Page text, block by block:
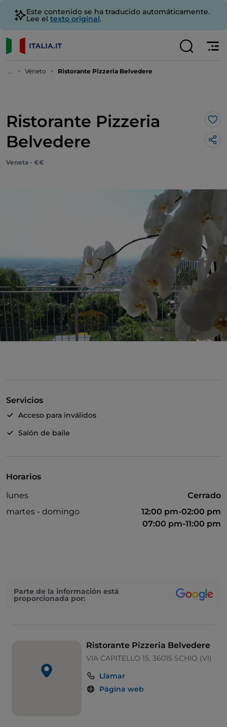
Este contenido se ha traducido automáticamente.
Lee el texto original.
... Véneto Ristorante Pizzeria Belvedere
Ristorante Pizzeria
Belvedere
Me
Veneta - €€
Servicios
Acceso para inválidos
Salón de baile
Horarios
lunes
Cerrado
martes - domingo
12:00 pm-02:00 pm
07:00 pm-11:00 pm
Parte de la información está
proporcionada por:
Ristorante Pizzeria Belvedere
VIA CAPITELLO 15, 36015 SCHIO (VI)
Llamar
Página web